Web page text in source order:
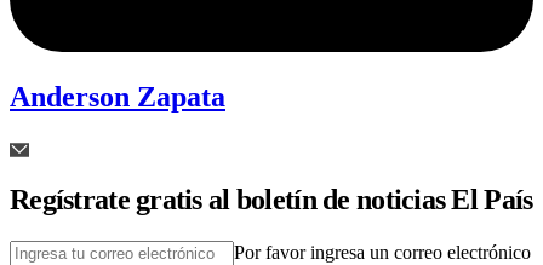
Anderson Zapata
Regístrate gratis al boletín de noticias El País
Por favor ingresa un correo electrónico